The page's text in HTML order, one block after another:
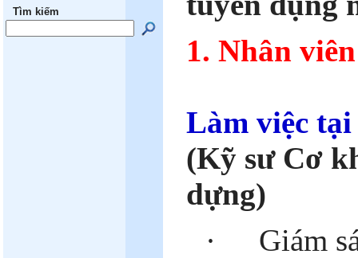
Tìm kiếm
1. Nhân
Làm việc
(Kỹ sư Cơ
dựng)
·
Giám